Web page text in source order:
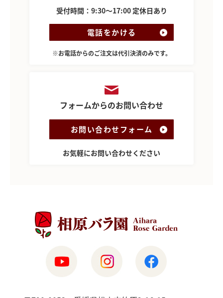
受付時間：9:30～17:00 定休日あり
電話をかける
※お電話からのご注文は代引決済のみです。
フォームからのお問い合わせ
お問い合わせフォーム
お気軽にお問い合わせください